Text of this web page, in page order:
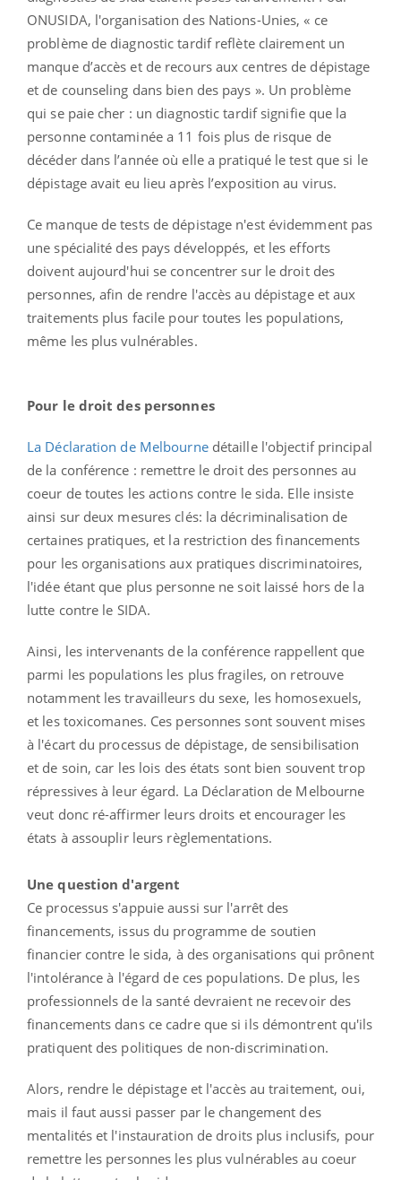
ONUSIDA, l'organisation des Nations-Unies, « ce
problème de diagnostic tardif reflète clairement un
manque d’accès et de recours aux centres de dépistage
et de counseling dans bien des pays ». Un problème
qui se paie cher : un diagnostic tardif signifie que la
personne contaminée a 11 fois plus de risque de
décéder dans l’année où elle a pratiqué le test que si le
dépistage avait eu lieu après l’exposition au virus.
Ce manque de tests de dépistage n'est évidemment pas
une spécialité des pays développés, et les efforts
doivent aujourd'hui se concentrer sur le droit des
personnes, afin de rendre l'accès au dépistage et aux
traitements plus facile pour toutes les populations,
même les plus vulnérables.
Pour le droit des personnes
La Déclaration de Melbournedétaille l'objectif principal
de la conférence : remettre le droit des personnes au
coeur de toutes les actions contre le sida. Elle insiste
ainsi sur deux mesures clés: la décriminalisation de
certaines pratiques, et la restriction des financements
pour les organisations aux pratiques discriminatoires,
l'idée étant que plus personne ne soit laissé hors de la
lutte contre le SIDA.
Ainsi, les intervenants de la conférence rappellent que
parmi les populations les plus fragiles, on retrouve
notamment les travailleurs du sexe, les homosexuels,
et les toxicomanes. Ces personnes sont souvent mises
à l'écart du processus de dépistage, de sensibilisation
et de soin, car les lois des états sont bien souvent trop
répressives à leur égard. La Déclaration de Melbourne
veut donc ré-affirmer leurs droits et encourager les
états à assouplir leurs règlementations.
Une question d'argent
Ce processus s'appuie aussi sur l'arrêt des
financements, issus du programme de soutien
financier contre le sida, à des organisations qui prônent
l'intolérance à l'égard de ces populations. De plus, les
professionnels de la santé devraient ne recevoir des
financements dans ce cadre que si ils démontrent qu'ils
pratiquent des politiques de non-discrimination.
Alors, rendre le dépistage et l'accès au traitement, oui,
mais il faut aussi passer par le changement des
mentalités et l'instauration de droits plus inclusifs, pour
remettre les personnes les plus vulnérables au coeur